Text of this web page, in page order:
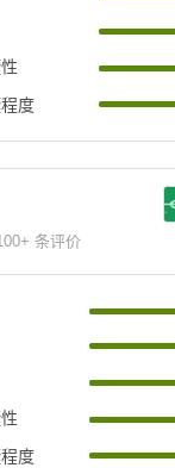
度
条评价
度